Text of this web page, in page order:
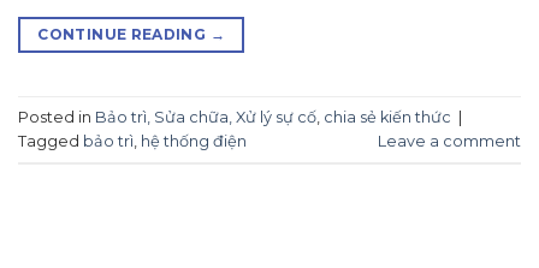
CONTINUE READING →
Posted in Bảo trì, Sửa chữa, Xử lý sự cố chia sẻ kiến thức |
Tagged bảo trì hệ thống điện Leave a comment